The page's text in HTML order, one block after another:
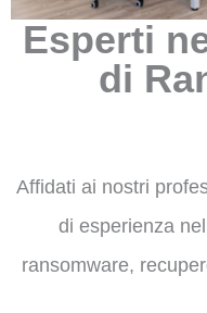
Esperti
di
Affidati ai nostri
di esperienza
ransomware,